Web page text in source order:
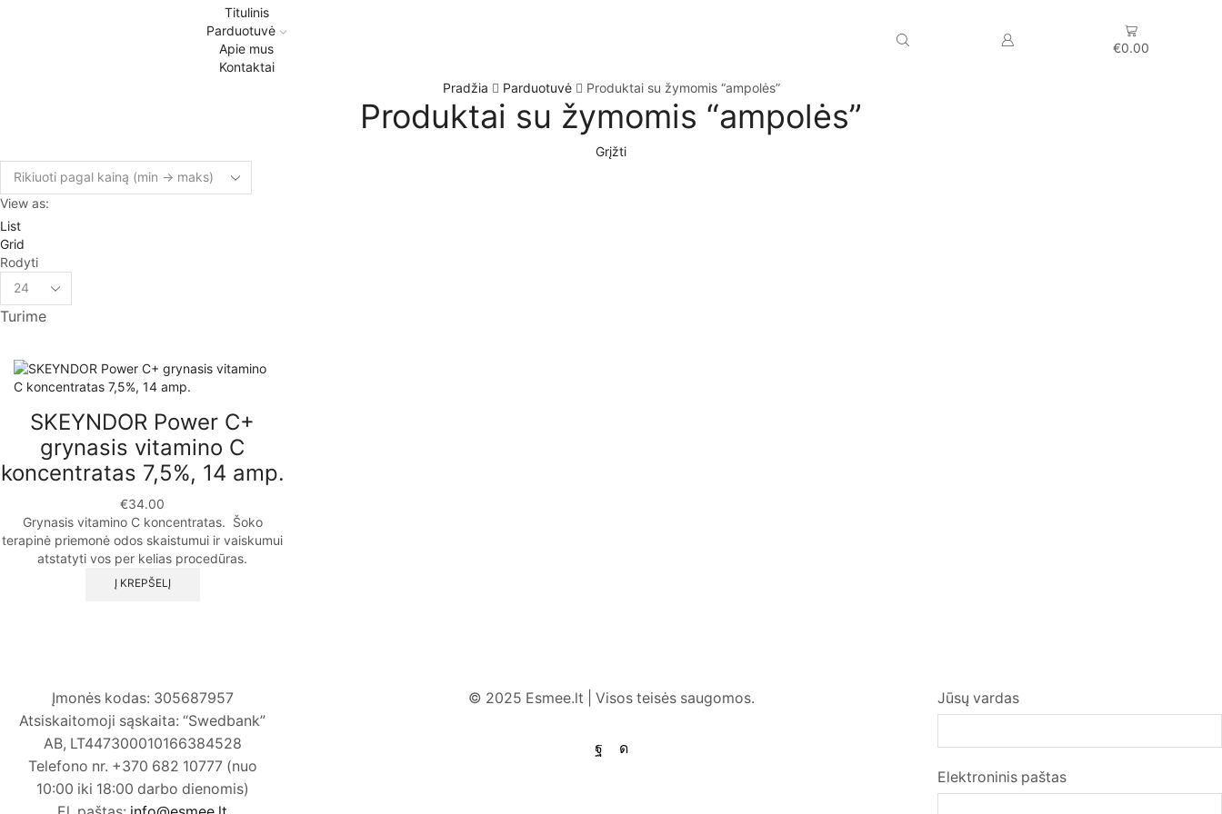
Titulinis
Parduotuvė
Apie mus
Kontaktai
€0.00
Pradžia Parduotuvė Produktai su žymomis “ampolės”
Produktai su žymomis “ampolės”
Grįžti
View as:
List
Grid
Rodyti
Turime
SKEYNDOR Power C+
grynasis vitamino C
koncentratas 7,5%, 14 amp.
€34.00
Grynasis vitamino C koncentratas. Šoko
terapinė priemonė odos skaistumui ir vaiskumui
atstatyti vos per kelias procedūras.
Į KREPŠELĮ
Įmonės kodas: 305687957
Atsiskaitomoji sąskaita: “Swedbank”
AB, LT447300010166384528
Telefono nr. +370 682 10777 (nuo
10:00 iki 18:00 darbo dienomis)
© 2025 Esmee.lt | Visos teisės saugomos. Jūsų vardas
Elektroninis paštas